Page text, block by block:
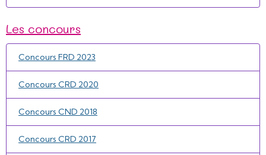
Les concours
Concours FRD 2023
Concours CRD 2020
Concours CND 2018
Concours CRD 2017